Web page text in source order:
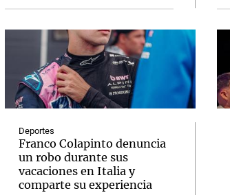
Deportes
Franco Colapinto denuncia
un robo durante sus
vacaciones en Italia y
comparte su experiencia
Arequito Cadena 3 en Groenlandia